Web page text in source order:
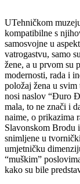
UTehničkom
kompatibilne s
samosvojne u
vatrogastvu, samo
žene, a u prvom su
modernosti, rada i
položaj žena u
nosi naslov “Đuro
mala, to ne znači i
naime, o prikazima
Slavonskom Brodu
snimljene u
umjetničku
“muškim”
kako su bile